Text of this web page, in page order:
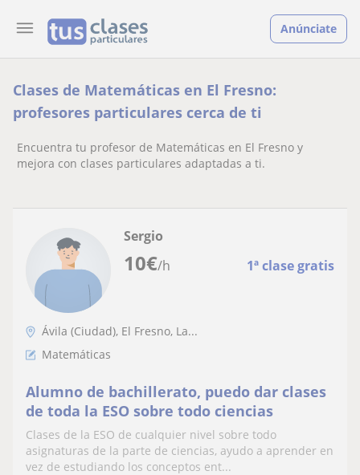
Anúnciate
Clases de Matemáticas en El Fresno:
profesores particulares cerca de ti
Encuentra tu profesor de Matemáticas en El Fresno y
mejora con clases particulares adaptadas a ti.
10€/h 1ª clase gratis
Sergio
Ávila (Ciudad), El Fresno, La...
Matemáticas
Alumno de bachillerato, puedo dar clases
de toda la ESO sobre todo ciencias
Clases de la ESO de cualquier nivel sobre todo
asignaturas de la parte de ciencias, ayudo a aprender en
vez de estudiando los conceptos ent...